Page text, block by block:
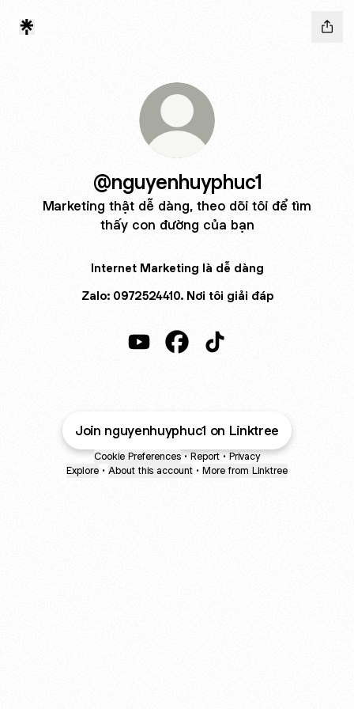
@nguyenhuyphuc1
Marketing thật dễ dàng, theo dõi tôi để tìm
thấy con đường của bạn
Internet Marketing là dễ dàng
Zalo: 0972524410. Nơi tôi giải đáp
Join nguyenhuyphuc1 on Linktree
Cookie Preferences • Report • Privacy
Explore • About this account • More from Linktree